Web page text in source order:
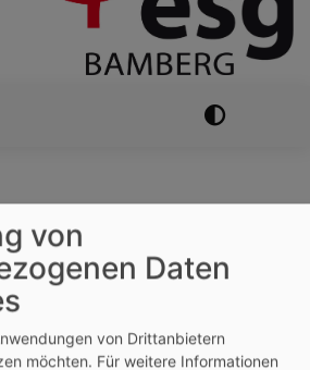
von
Daten
von Drittanbietern
möchten. Für weitere Informationen